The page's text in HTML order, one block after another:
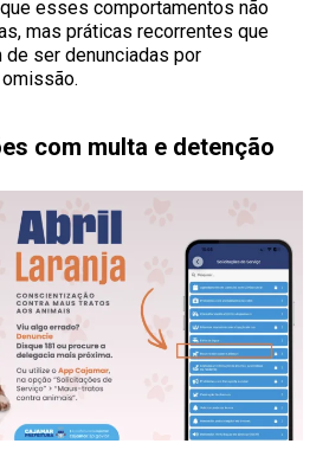
esses comportamentos não
mas práticas recorrentes que
ser denunciadas por
com multa e detenção